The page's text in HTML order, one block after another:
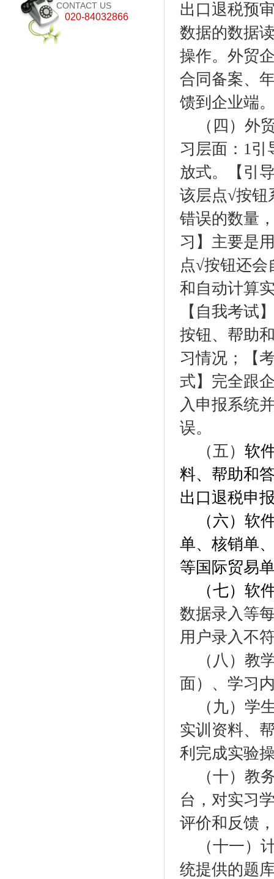
CONTACT US
020-84032866
出口退税预
数据的数据
操作。外贸
合同备案、
馈到企业端
（四）外
习层面： 1引
放式。【引
该层点√按钮
错误的数量
习】主要是
点√按钮还
和自动计算
【自我考试
按钮、帮助
习情况；【
式】完全跟
入申报系统
误。
（五） 软
料、帮助和
出口退税申
（六）软
单、核销单
等国际贸易
（七）软
数据录入等
用户录入不
（八） 教
面） 、学习
（九） 学
实训资料、
利完成实验
（十） 教
台，对实习
评价和反馈
（十一）
统提供的题